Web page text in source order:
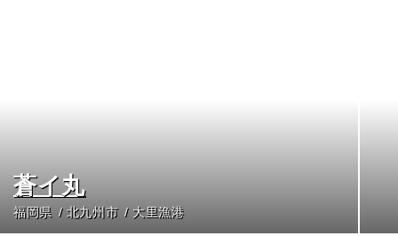
蒼イ丸
福岡県 北九州市 大里漁港